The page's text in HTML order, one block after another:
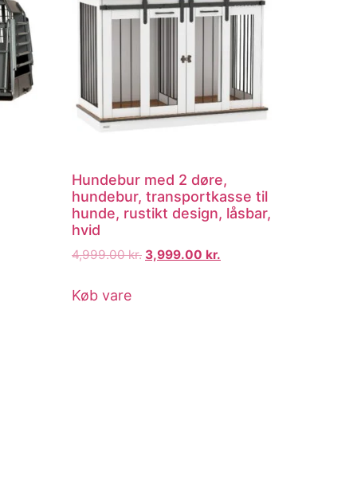
Hundebur med 2 døre,
hundebur, transportkasse til
hunde, rustikt design, låsbar,
hvid
4,999.00kr. 3,999.00 kr.
Køb vare